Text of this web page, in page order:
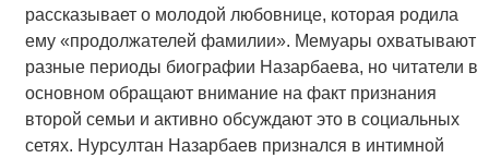
рассказывает о молодой любовнице, которая родила
ему «продолжателей фамилии». Мемуары охватывают
разные периоды биографии Назарбаева, но читатели в
основном обращают внимание на факт признания
второй семьи и активно обсуждают это в социальных
сетях. Нурсултан Назарбаев признался в интимной